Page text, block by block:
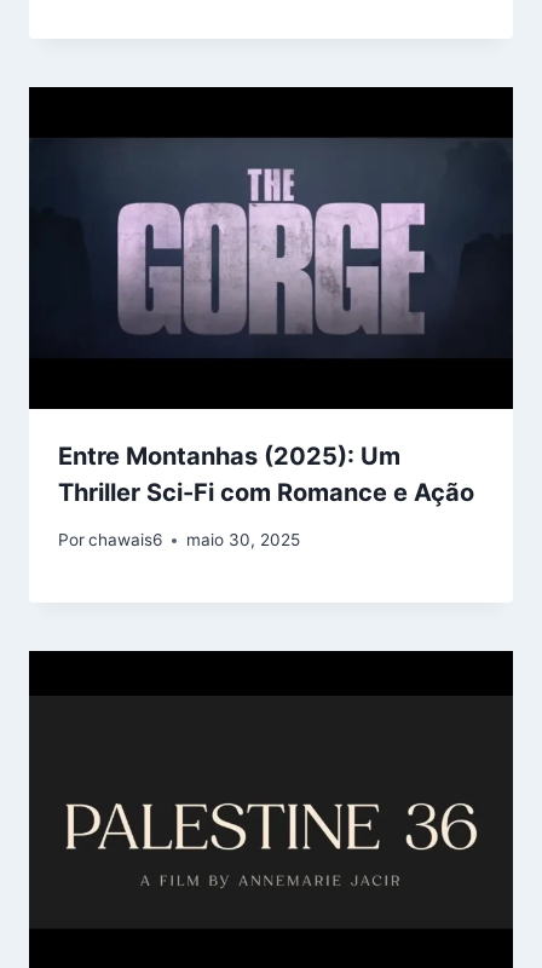
Entre Montanhas (2025): Um
Thriller Sci-Fi com Romance e Ação
Porchawais6 maio 30, 2025